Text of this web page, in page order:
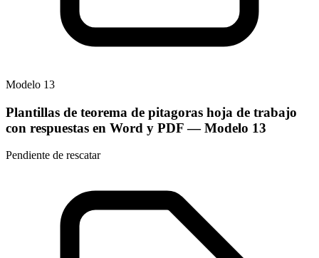
Modelo 13
Plantillas de teorema de pitagoras hoja de trabajo
con respuestas en Word y PDF— Modelo 13
Pendiente de rescatar